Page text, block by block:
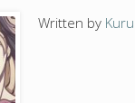
Written by Kuru